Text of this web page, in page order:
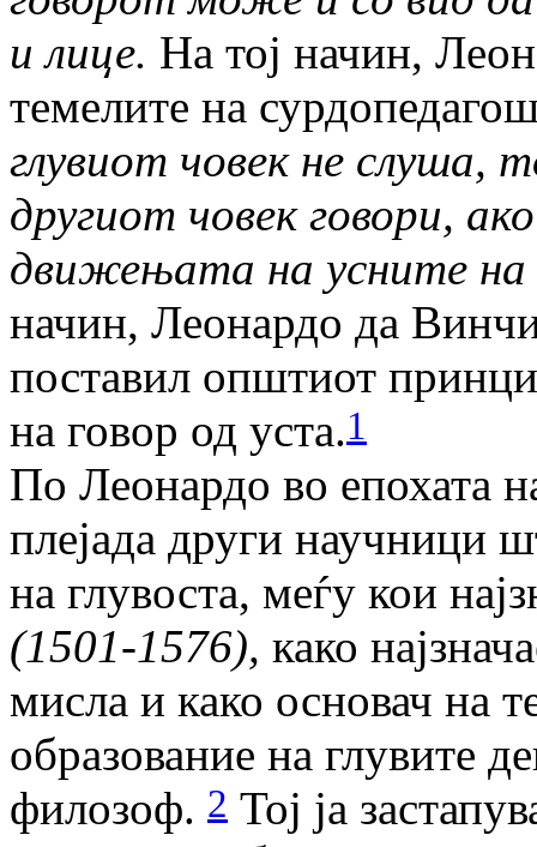
и лице. На тој начин,
темелите на
глувиот човек не слуша,
другиот човек говори,
движењата на усните
начин, Леонардо да Винчи
поставил општиот
на говор од уста.1
По Леонардо во епохата
плејада други научници
на глувоста, меѓу кои
(1501-1576), како
мисла и како основач на
образование на глувите
филозоф. 2 Тој ја